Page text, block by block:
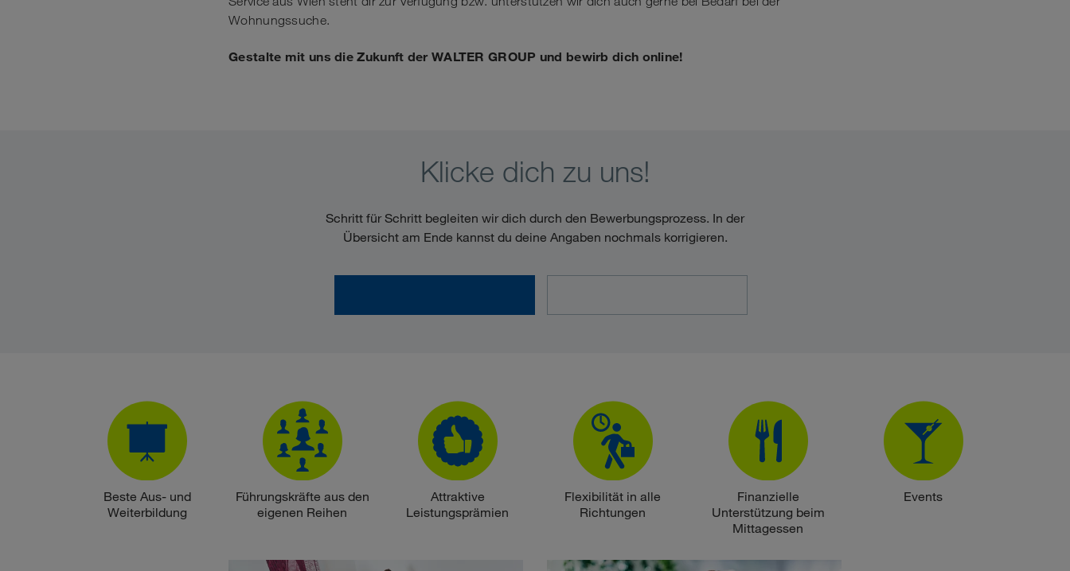
Wohnungssuche.
Gestalte mit uns die Zukunft der WALTER GROUP und bewirb dich online!
Klicke dich zu uns!
Schritt für Schritt begleiten wir dich durch den Bewerbungsprozess. In der
Übersicht am Ende kannst du deine Angaben nochmals korrigieren.
Beste Aus- und
Weiterbildung
Führungskräfte aus den
eigenen Reihen
Attraktive
Leistungsprämien
Flexibilität in alle
Richtungen
Finanzielle
Unterstützung beim
Mittagessen
Events